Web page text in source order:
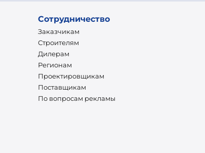
Сотрудничество
Заказчикам
Строителям
Дилерам
Регионам
Проектировщикам
Поставщикам
По вопросам рекламы